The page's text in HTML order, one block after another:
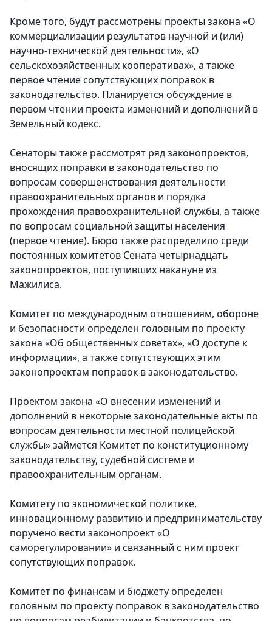
Кроме того, будут рассмотрены проекты закона «О
коммерциализации результатов научной и (или)
научно-технической деятельности», «О
сельскохозяйственных кооперативах», а также
первое чтение сопутствующих поправок в
законодательство. Планируется обсуждение в
первом чтении проекта изменений и дополнений в
Земельный кодекс.
Сенаторы также рассмотрят ряд законопроектов,
вносящих поправки в законодательство по
вопросам совершенствования деятельности
правоохранительных органов и порядка
прохождения правоохранительной службы, а также
по вопросам социальной защиты населения
(первое чтение). Бюро также распределило среди
постоянных комитетов Сената четырнадцать
законопроектов, поступивших накануне из
Мажилиса.
Комитет по международным отношениям, обороне
и безопасности определен головным по проекту
закона «Об общественных советах», «О доступе к
информации», а также сопутствующих этим
законопроектам поправок в законодательство.
Проектом закона «О внесении изменений и
дополнений в некоторые законодательные акты по
вопросам деятельности местной полицейской
службы» займется Комитет по конституционному
законодательству, судебной системе и
правоохранительным органам.
Комитету по экономической политике,
инновационному развитию и предпринимательству
поручено вести законопроект «О
саморегулировании» и связанный с ним проект
сопутствующих поправок.
Комитет по финансам и бюджету определен
головным по проекту поправок в законодательство